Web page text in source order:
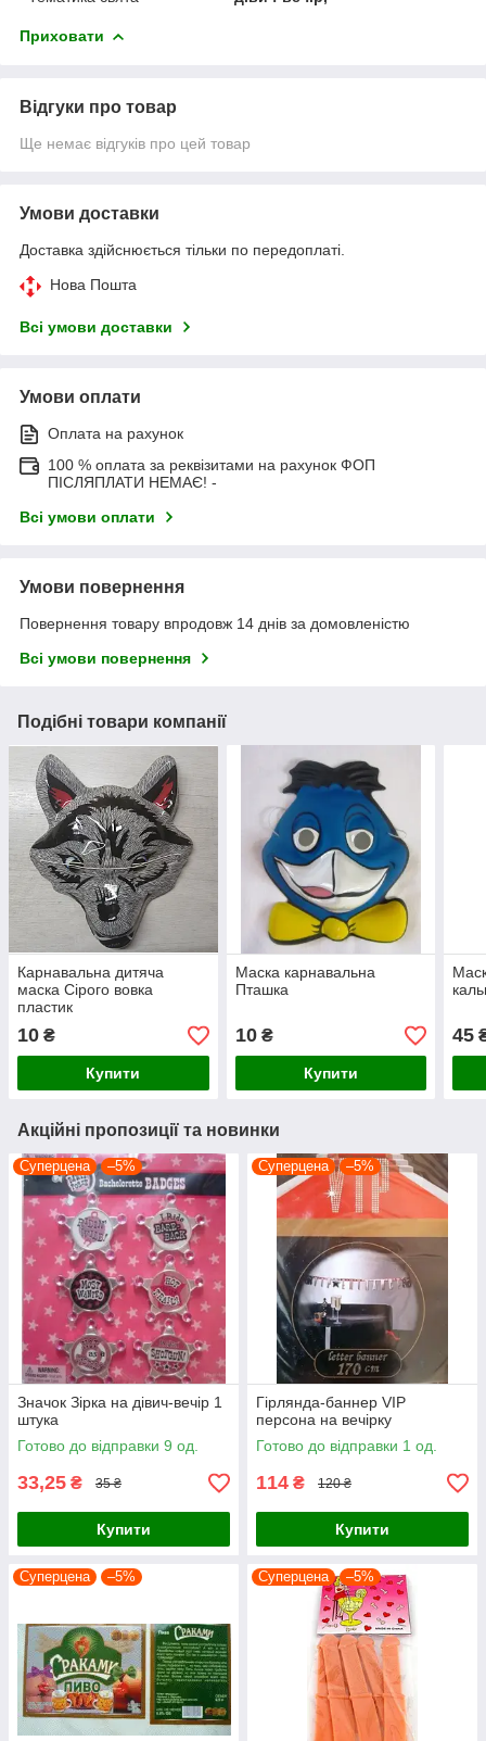
Приховати
Відгуки про товар
Ще немає відгуків про цей товар
Умови доставки
Доставка здійснюється тільки по передоплаті.
Нова Пошта
Всі умови доставки
Умови оплати
Оплата на рахунок
100 % оплата за реквізитами на рахунок ФОП
ПІСЛЯПЛАТИ НЕМАЄ! -
Всі умови оплати
Умови повернення
Повернення товару впродовж 14 днів за домовленістю
Всі умови повернення
Подібні товари компанії
Карнавальна дитяча
маска Сірого вовка
пластик
10 ₴
Купити
Маска карнавальна
Пташка
10₴
Купити
45
Акційні пропозиції та новинки
Суперцена –5%
Значок Зірка на дівич-вечір 1
штука
Готово до відправки 9 од.
33,25 ₴ 35 ₴
Купити
Суперцена –5%
Гірлянда-баннер VIP
персона на вечірку
Готово до відправки 1 од.
114 ₴ 120 ₴
Купити
Суперцена –5% Суперцена –5%